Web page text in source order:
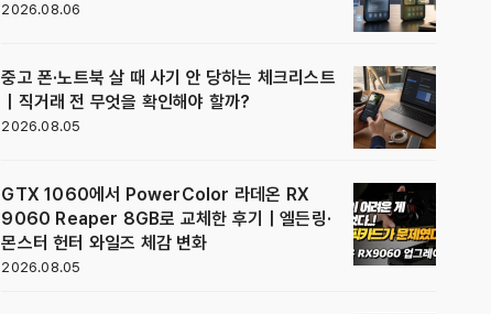
2026.08.06
중고 폰·노트북 살 때 사기 안 당하는 체크리스트
｜직거래 전 무엇을 확인해야 할까?
2026.08.05
GTX 1060에서 PowerColor 라데온 RX
9060 Reaper 8GB로 교체한 후기｜엘든링·
몬스터 헌터 와일즈 체감 변화
2026.08.05